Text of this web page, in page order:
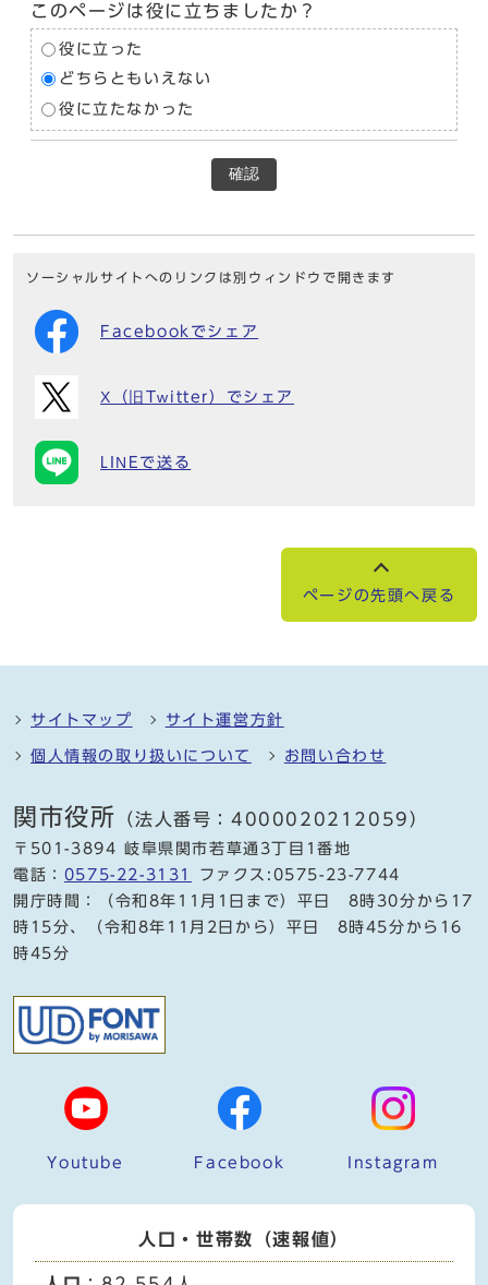
このページは役に立ちましたか？
役に立った
どちらともいえない
役に立たなかった
確認
ソーシャルサイトへのリンクは別ウィンドウで開きます
Facebookでシェア
X（旧Twitter）でシェア
LINEで送る
ページの先頭へ戻る
サイトマップ サイト運営方針
個人情報の取り扱いについて お問い合わせ
関市役所 （法人番号：4000020212059）
〒501-3894 岐阜県関市若草通3丁目1番地
電話： 0575-22-3131
ファクス:0575-23-7744
開庁時間：（令和8年11月1日まで）平日 8時30分から17
時15分、（令和8年11月2日から）平日 8時45分から16
時45分
Youtube Facebook Instagram
人口・世帯数（速報値）